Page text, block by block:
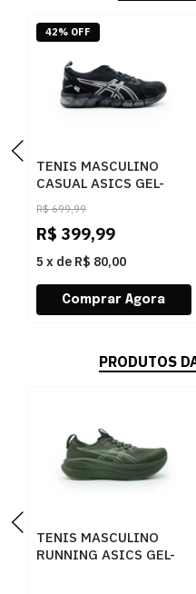
TENIS MASCULINO
CASUAL ASICS GEL-
QUANTUM 360 CTW
1201B018 004PRETO
R$ 699,99
R$ 399,99
5 x de R$ 80,00
42% OFF
PRODUTOS
TENIS MASCULINO
RUNNING ASICS GEL-